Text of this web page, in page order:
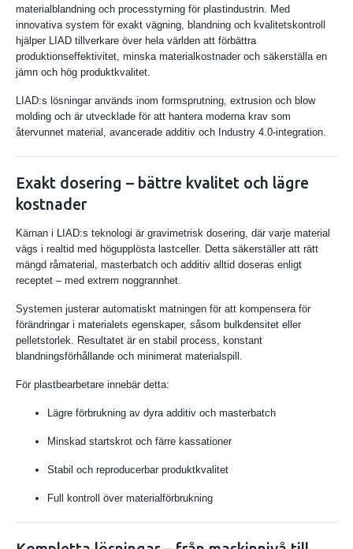
materialblandning och processtyrning för plastindustrin. Med
innovativa system för exakt vägning, blandning och kvalitetskontroll
hjälper LIAD tillverkare över hela världen att förbättra
produktionseffektivitet, minska materialkostnader och säkerställa en
jämn och hög produktkvalitet.
LIAD:s lösningar används inom formsprutning, extrusion och blow
molding och är utvecklade för att hantera moderna krav som
återvunnet material, avancerade additiv och Industry 4.0-integration.
Exakt dosering – bättre kvalitet och lägre
kostnader
Kärnan i LIAD:s teknologi är gravimetrisk dosering, där varje material
vägs i realtid med högupplösta lastceller. Detta säkerställer att rätt
mängd råmaterial, masterbatch och additiv alltid doseras enligt
receptet – med extrem noggrannhet.
Systemen justerar automatiskt matningen för att kompensera för
förändringar i materialets egenskaper, såsom bulkdensitet eller
pelletstorlek. Resultatet är en stabil process, konstant
blandningsförhållande och minimerat materialspill.
För plastbearbetare innebär detta:
Lägre förbrukning av dyra additiv och masterbatch
Minskad startskrot och färre kassationer
Stabil och reproducerbar produktkvalitet
Full kontroll över materialförbrukning